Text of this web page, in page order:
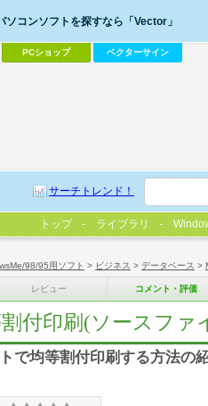
98/95用ソフト > ビジネス > データベース >
レビュー コメント・評価
割付印刷(ソースファ
で均等割付印刷する方法の
ソコンソフトを探すなら「Vector」
PCショップ ベクターサイン
サーチトレンド！
トップ ライブラリ